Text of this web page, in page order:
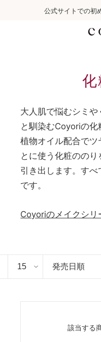
公式サイトでの初
化
大人肌で悩むシミ
と馴染むCoyoriの化
植物オイル配合で
とに使う化粧のの
引き出します。す
です。
Coyoriのメイクシリ
該当する